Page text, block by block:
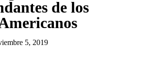
de los
5, 2019